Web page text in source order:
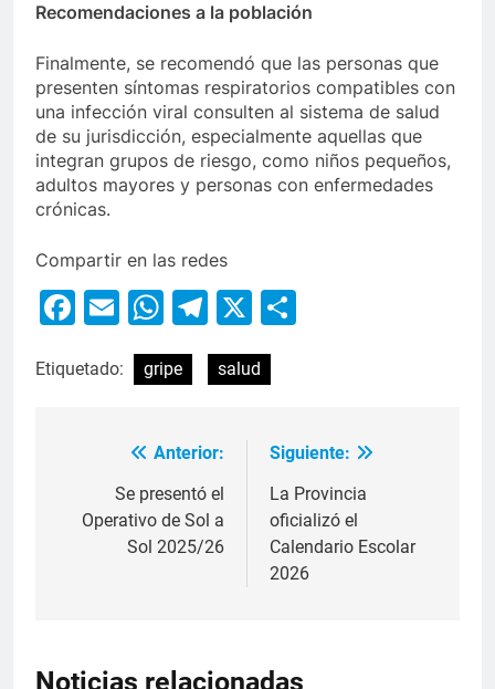
Recomendaciones a la población
Finalmente, se recomendó que las personas que
presenten síntomas respiratorios compatibles con
una infección viral consulten al sistema de salud
de su jurisdicción, especialmente aquellas que
integran grupos de riesgo, como niños pequeños,
adultos mayores y personas con enfermedades
crónicas.
Compartir en las redes
Facebook
EmailWhatsApp
Telegram
X
Etiquetado: gripe salud
Anterior:
Se presentó el
Operativo de Sol a
Sol 2025/26
Siguiente:
La Provincia
oficializó el
Calendario Escolar
2026
Noticias relacionadas